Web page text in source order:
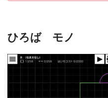
ひろば モノ